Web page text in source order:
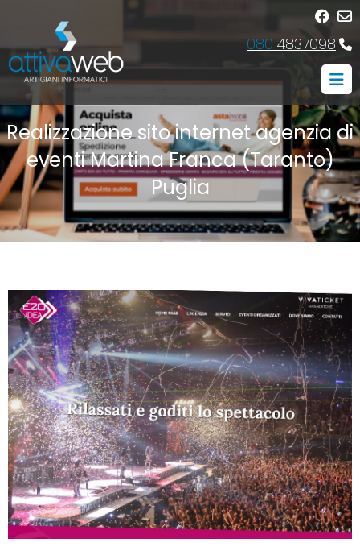
0804837098
Realizzazione sito internet agenzia di
eventi Martina Franca (Taranto)
Puglia